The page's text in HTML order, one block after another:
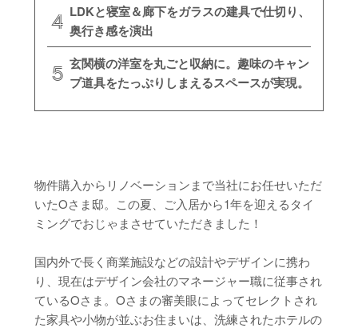
LDKと寝室＆廊下をガラスの建具で仕切り、
奥行き感を演出
玄関横の洋室を丸ごと収納に。趣味のキャン
プ道具をたっぷりしまえるスペースが実現。
物件購入からリノベーションまで当社にお任せいただ
いたOさま邸。この夏、ご入居から1年を迎えるタイ
ミングでおじゃまさせていただきました！
国内外で長く商業施設などの設計やデザインに携わ
り、現在はデザイン会社のマネージャー職に従事され
ているOさま。Oさまの審美眼によってセレクトされ
た家具や小物が並ぶお住まいは、洗練されたホテルの